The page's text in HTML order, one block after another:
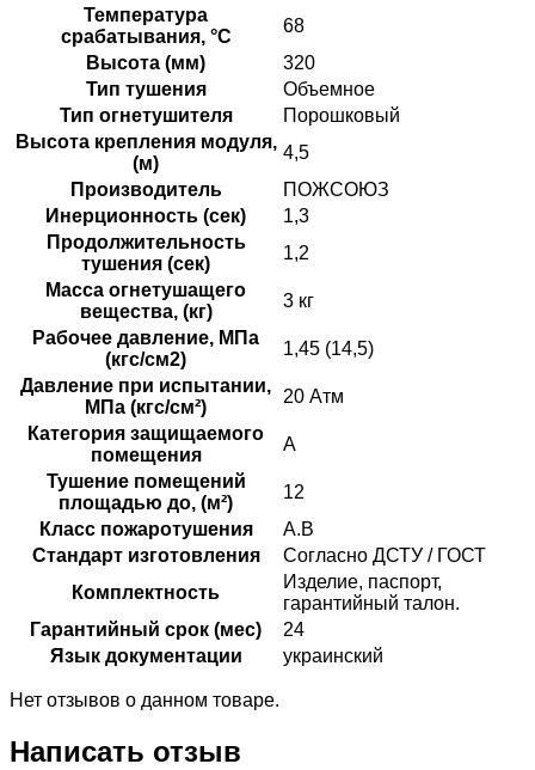
Температура
срабатывания, °C
68
Высота (мм)
320
Тип тушения
Объемное
Тип огнетушителя
Порошковый
Высота крепления модуля,
(м)
4,5
Производитель
ПОЖСОЮЗ
Инерционность (сек)
1,3
Продолжительность
тушения (сек)
1,2
Масса огнетушащего
вещества, (кг)
3 кг
Рабочее давление, МПа
(кгс/см2)
1,45 (14,5)
Давление при испытании,
МПа (кгс/см²)
20 Атм
Категория защищаемого
помещения
А
Тушение помещений
площадью до, (м²)
12
Класс пожаротушения
А.В
Стандарт изготовления
Согласно ДСТУ / ГОСТ
Комплектность
Изделие, паспорт,
гарантийный талон.
Гарантийный срок (мес)
24
Язык документации
украинский
Нет отзывов о данном товаре.
Написать отзыв